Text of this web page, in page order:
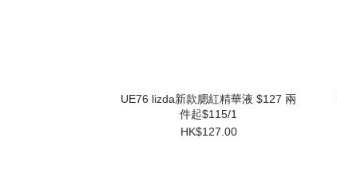
UE76 lizda新款腮紅精華液 $127 兩
件起$115/1
HK$127.00